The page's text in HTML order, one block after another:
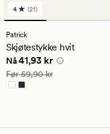
21
anmeldelser
med
en
gjennomsnittlig
vurdering
på
4
4 (21)
Patrick
Skjøtestykke hvit
Nåværende pris
Nå41,93 kr
Vanlig pris 59,90 kr
Før59,90 kr